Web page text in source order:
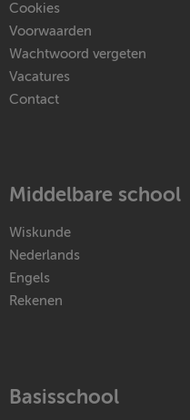
Cookies
Voorwaarden
Wachtwoord vergeten
Vacatures
Contact
Middelbare school
Wiskunde
Nederlands
Engels
Rekenen
Basisschool